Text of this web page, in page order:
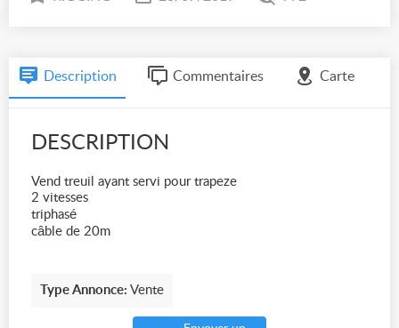
Description Commentaires Carte
DESCRIPTION
Vend treuil ayant servi pour trapeze
2 vitesses
triphasé
câble de 20m
Type Annonce: Vente